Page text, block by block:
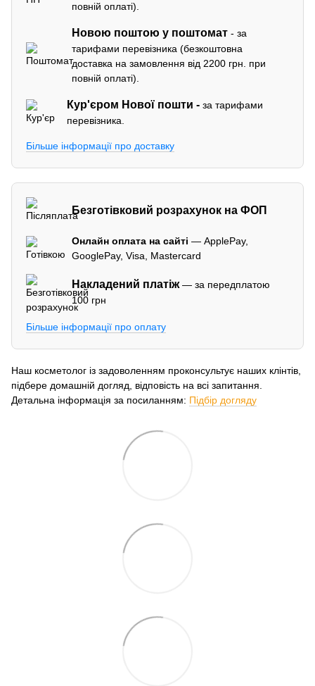
повній оплаті).
Новою поштою у поштомат - за
тарифами перевізника (безкоштовна
доставка на замовлення від 2200 грн. при
повній оплаті).
Кур'єром Нової пошти -за тарифами
перевізника.
Більше інформації про доставку
Безготівковий розрахунок на ФОП
Онлайн оплата на сайті — ApplePay,
GooglePay, Visa, Mastercard
Накладений платіж— за передплатою
100 грн
Більше інформації про оплату
Наш косметолог із задоволенням проконсультує наших клінтів,
підбере домашній догляд, відповість на всі запитання.
Детальна інформація за посиланням: Підбір догляду